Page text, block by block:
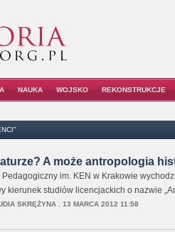
NAUKA WOJSKO REKONSTRUKCJE
A może antropologia
Pedagogiczny im. KEN w Krakowie
kierunek studiów licencjackich o nazwie
SKRĘŻYNA, 13 MARCA 2012 11:58